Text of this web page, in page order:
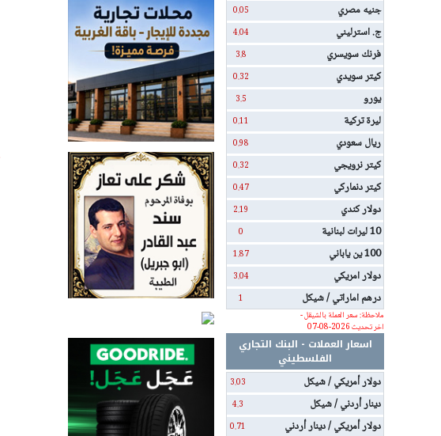
جنيه مصري 0.05
ج. استرليني 4.04
فرنك سويسري 3.8
كيتر سويدي 0.32
يورو 3.5
ليرة تركية 0.11
ريال سعودي 0.98
كيتر نرويجي 0.32
كيتر دنماركي 0.47
دولار كندي 2.19
10 ليرات لبنانية 0
100 ين ياباني 1.87
دولار امريكي 3.04
درهم اماراتي / شيكل
1
ملاحظة: سعر العملة بالشيقل -
اخر تحديث 2026-08-07
اسعار العملات - البنك التجاري
الفلسطيني
دولار أمريكي / شيكل
3.03
دينار أردني / شيكل 4.3
دولار أمريكي / دينار أردني 0.71